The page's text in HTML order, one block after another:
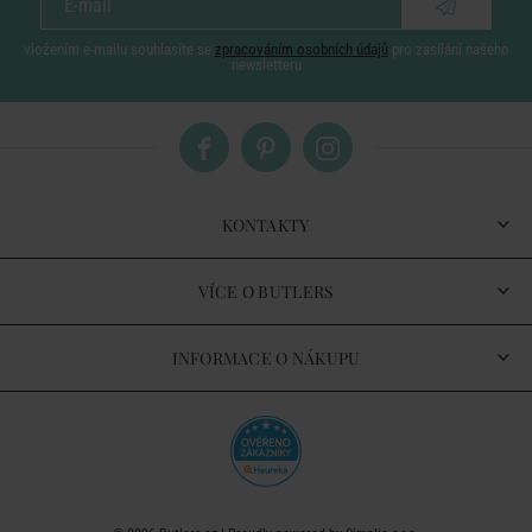
vložením e-mailu souhlasíte se zpracováním osobních údajů pro zasílání našeho
newsletteru
KONTAKTY
VÍCE O BUTLERS
INFORMACE O NÁKUPU